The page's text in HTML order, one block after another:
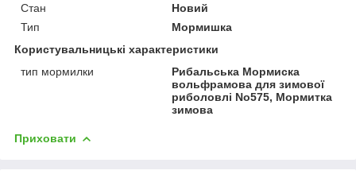
Стан
Новий
Тип
Мормишка
Користувальницькі характеристики
тип мормилки
Рибальська Мормиска
вольфрамова для зимової
риболовлі No575, Мормитка
зимова
Приховати